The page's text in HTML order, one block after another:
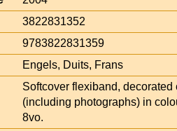
3822831352
9783822831359
Engels, Duits, Frans
Softcover flexiband,
(including photographs) in
8vo.